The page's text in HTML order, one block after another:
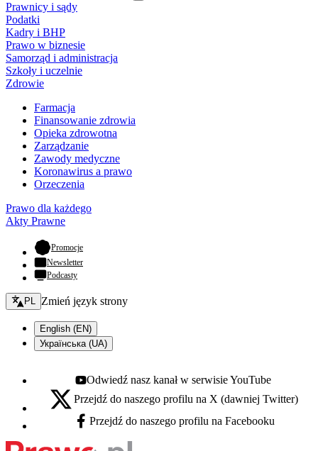
Prawnicy i sądy
Podatki
Kadry i BHP
Prawo w biznesie
Samorząd i administracja
Szkoły i uczelnie
Zdrowie
Farmacja
Finansowanie zdrowia
Opieka zdrowotna
Zarządzanie
Zawody medyczne
Koronawirus a prawo
Orzeczenia
Prawo dla każdego
Akty Prawne
Promocje- otwiera się w nowej karcie
Newsletter
Podcasty
Zmień język - bieżący:
PL Zmień język strony
English (EN)
Українська (UA)
Youtube - otwiera się w nowej karcie
Odwiedź nasz kanał w serwisie YouTube
X - otwiera się w nowej karcie
Przejdź do naszego profilu na X (dawniej Twitter)
Facebook - otwiera się w nowej karcie
Przejdź do naszego profilu na Facebooku